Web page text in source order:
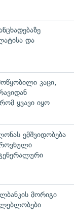
და
კაცი,
ყვავი იყო
ემშვიდობება
მორიგი